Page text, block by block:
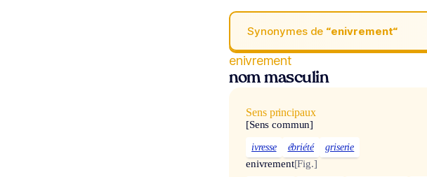
Synonymes de “enivrement“
enivrement
nom masculin
Sens principaux
[Sens commun]
ivresse ébriété griserie
enivrement[Fig.]